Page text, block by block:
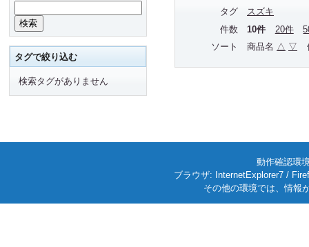
タグ
スズキ
件数
10件 20件
ソート
商品名 △ ▽
タグで絞り込む
検索タグがありません
動作確認環
ブラウザ: InternetExplorer7 /
その他の環境では、情報